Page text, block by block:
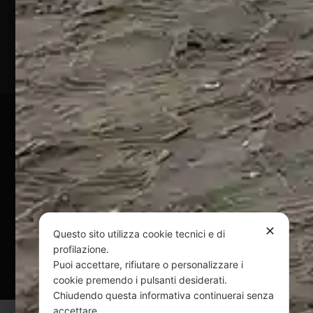
(TE)
P.Iva
01828920676
Pagamenti Sicuri
@ Copyright 2024 Webpesca è un brand Intent di Federico
Andrenacci P.Iva 01917920678
Via G. Galilei n. 2 – 64018 Tortoreto TE | REA TE-168019 |
Mail:
federicoandrenacci@pec.it
Questo sito è protetto da Google reCAPTCHA
v3,
Privacy Policy eTerms of Service
✕
Questo sito utilizza cookie tecnici e di
profilazione.
Puoi accettare, rifiutare o personalizzare i
cookie premendo i pulsanti desiderati.
Chiudendo questa informativa continuerai senza
accettare.